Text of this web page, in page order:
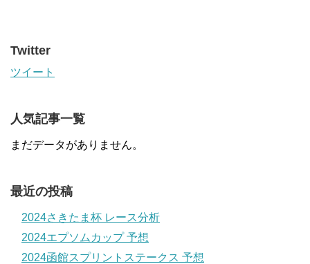
Twitter
ツイート
人気記事一覧
まだデータがありません。
最近の投稿
2024さきたま杯 レース分析
2024エプソムカップ 予想
2024函館スプリントステークス 予想